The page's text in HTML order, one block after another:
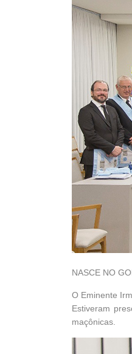
NASCE NO
O Eminente
Estiveram
maçônicas.